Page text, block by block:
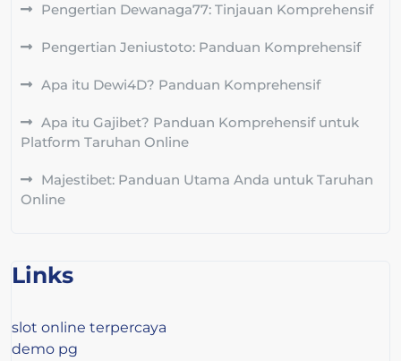
Pengertian Dewanaga77: Tinjauan Komprehensif
Pengertian Jeniustoto: Panduan Komprehensif
Apa itu Dewi4D? Panduan Komprehensif
Apa itu Gajibet? Panduan Komprehensif untuk
Platform Taruhan Online
Majestibet: Panduan Utama Anda untuk Taruhan
Online
Links
slot online terpercaya
demo pg